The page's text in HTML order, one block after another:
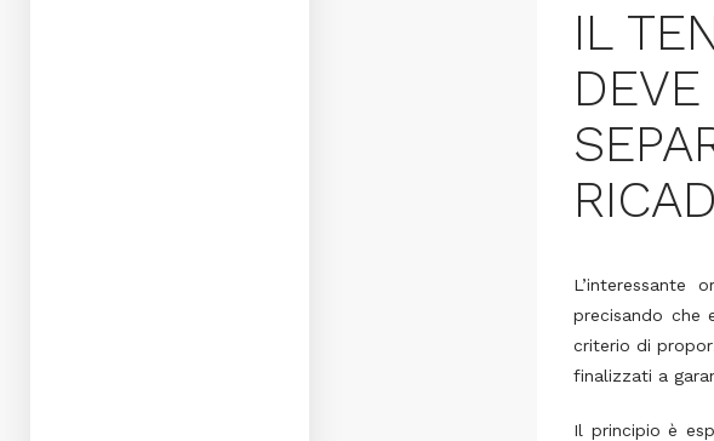
IL
L’interessante
precisando che
criterio di
finalizzati a
Il principio è